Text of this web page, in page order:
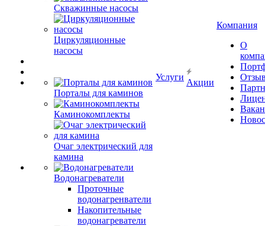
Скважинные насосы
Циркуляционные
насосы
Порталы для каминов
Каминокомплекты
Очаг электрический для
камина
Водонагреватели
Проточные
водонагренватели
Накопительные
водонагреватели
Услуги
Акции
Компания
О